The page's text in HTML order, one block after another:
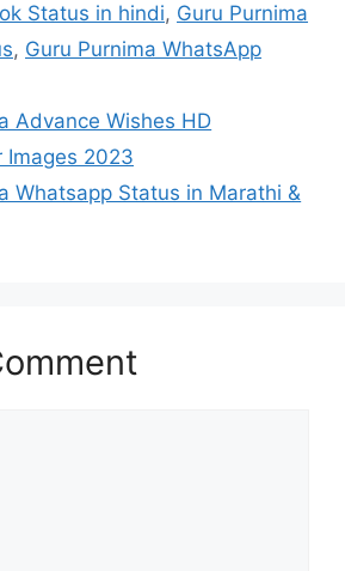
Status in hindi, Guru Purnima
, Guru Purnima WhatsApp
Advance Wishes HD
Images 2023
Whatsapp Status in Marathi &